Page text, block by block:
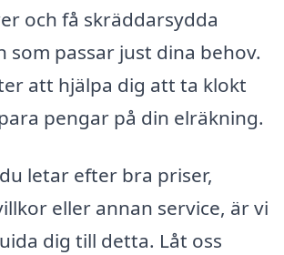
och få skräddarsydda
som passar just dina behov.
att hjälpa dig att ta klokt
pengar på din elräkning.
letar efter bra priser,
eller annan service, är vi
dig till detta. Låt oss